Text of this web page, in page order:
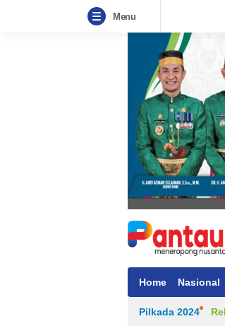
Menu
Home Nasional
Pilkada 2024